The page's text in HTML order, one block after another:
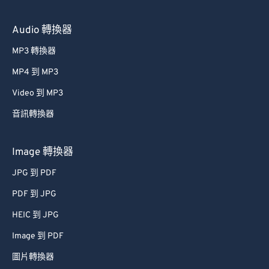
Audio 轉換器
MP3 轉換器
MP4 到 MP3
Video 到 MP3
音訊轉換器
Image 轉換器
JPG 到 PDF
PDF 到 JPG
HEIC 到 JPG
Image 到 PDF
圖片轉換器